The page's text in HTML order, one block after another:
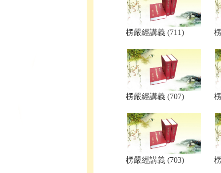
楞嚴經講義 (711)
楞嚴經講義 (707)
楞嚴經講義 (703)